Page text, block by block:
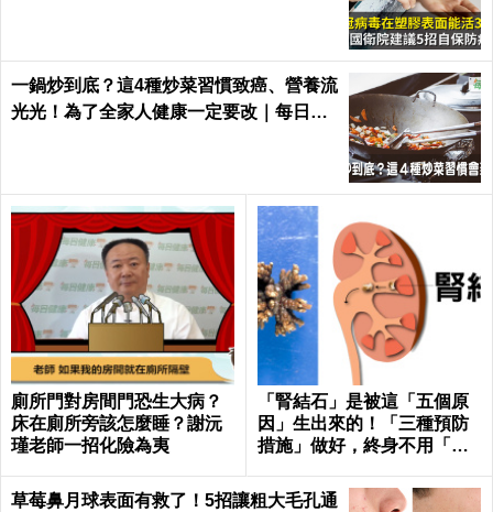
一鍋炒到底？這4種炒菜習慣致癌、營養流
光光！為了全家人健康一定要改｜每日健
廁所門對房間門恐生大病？
床在廁所旁該怎麼睡？謝沅
瑾老師一招化險為夷
「腎結石」是被這「五個原
因」生出來的！「三種預防
措施」做好，終身不用「理
草莓鼻月球表面有救了！5招讓粗大毛孔通